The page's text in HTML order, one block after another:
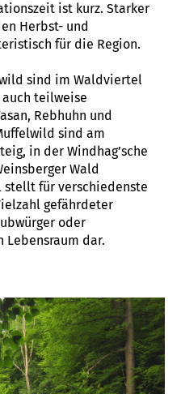
ist kurz. Starker
Herbst- und
für die Region.
sind im Waldviertel
teilweise
Rebhuhn und
sind am
in der Windhag’sche
Wald
stellt für verschiedenste
gefährdeter
oder
Lebensraum dar.